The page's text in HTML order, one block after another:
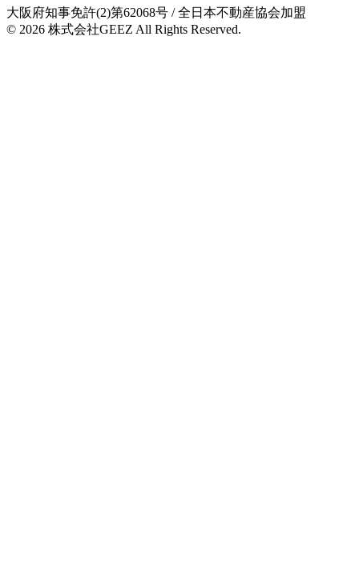
大阪府知事免許(2)第62068号 / 全日本不動産協会加盟
© 2026 株式会社GEEZ All Rights Reserved.